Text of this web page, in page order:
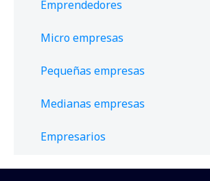
Emprendedores
Micro empresas
Pequeñas empresas
Medianas empresas
Empresarios